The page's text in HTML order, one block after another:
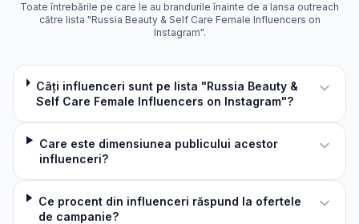
Toate întrebările pe care le au brandurile înainte de a lansa outreach
către lista "Russia Beauty & Self Care Female Influencers on
Instagram".
Câți influenceri sunt pe lista "Russia Beauty &
Self Care Female Influencers on Instagram"?
Care este dimensiunea publicului acestor
influenceri?
Ce procent din influenceri răspund la ofertele
de campanie?